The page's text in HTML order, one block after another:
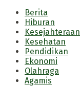
Berita
Hiburan
Kesejahteraan
Kesehatan
Pendidikan
Ekonomi
Olahraga
Agamis